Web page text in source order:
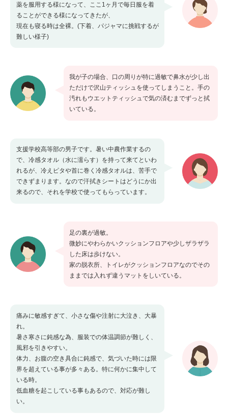
薬を服用する様になって、ここ1ヶ月で毎日服を着
ることができる様になってきたが、
現在も寝る時は全裸。(下着、パジャマに挑戦するが
難しい様子)
我が子の場合、口の周りが特に過敏で鼻水が少し出
ただけで沢山ティッシュを使ってしまうこと。手の
汚れもウエットティッシュで気の済むまでずっと拭
いている。
支援学校高等部の男子です。暑い中農作業するの
で、冷感タオル（水に濡らす）を持って来てといわ
れるが、冷えピタや首に巻く冷感タオルは、苦手で
できずまります。なので汗拭きシートはどうにか出
来るので、それを学校で使ってもらっています。
足の裏が過敏。
微妙にやわらかいクッションフロアや少しザラザラ
した床は歩けない。
家の脱衣所、トイレがクッションフロアなのでその
ままでは入れず違うマットをしいている。
痛みに敏感すぎて、小さな傷や注射に大泣き、大暴
れ。
暑さ寒さに鈍感な為、服装での体温調節が難しく、
風邪を引きやすい。
体力、お腹の空き具合に鈍感で、気づいた時には限
界を超えている事が多々ある。特に何かに集中して
いる時。
低血糖を起こしている事もあるので、対応が難し
い。